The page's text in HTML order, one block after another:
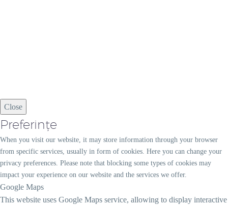
Close
Preferințe
When you visit our website, it may store information through your browser
from specific services, usually in form of cookies. Here you can change your
privacy preferences. Please note that blocking some types of cookies may
impact your experience on our website and the services we offer.
Google Maps
This website uses Google Maps service, allowing to display interactive